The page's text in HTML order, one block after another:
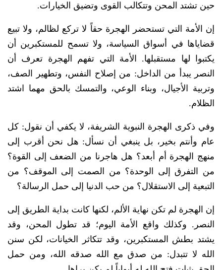
حين تشتد المحن وتتكالب القوى وتضيق الخيارات.
إن الأمة التي تستحضر الهجرة حقاً لا تركع لظالم، ولا تبيع
قضاياها في أسواق السياسة، ولا تسمح للمستكبرين أن
يكتبوا لها مستقبلها. الأمة التي تفهم الهجرة تعرف أن
النصر يبدأ من الداخل: من إصلاح النفس، وتطهير الصف،
وتربية الأجيال، وبناء الوعي، والتمسك بالحق مهما اشتد
الظلام.
وفي ذكرى الهجرة النبوية الشريفة، لا يكفي أن نقول: كل
عام وأنتم بخير، بل ينبغي أن نسأل: هل نحن أقرب إلى
منهج الهجرة أم أبعد؟ هل هاجرنا من الضعف إلى القوة؟
من التفرق إلى الوحدة؟ من الصمت إلى الموقف؟ من
التبعية إلى الاستقلال؟ من حب الدنيا إلى حمل الرسالة؟
إن الهجرة لم تكن نهاية الألم، لكنها كانت بداية الطريق إلى
النصر. وكذلك واقع الأمة اليوم؛ قد تطول المحن، وقد
يشتد بطش المستكبرين، وقد تتكاثر الخيانات، لكن سنن
الله لا تتبدل: من صدق مع الله صدقه الله، ومن حمل